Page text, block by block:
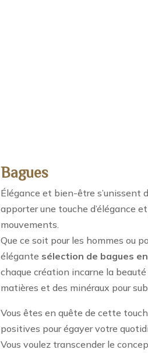
Bagues
Élégance et bien-être s’unissent
apporter une touche d’élégance
mouvements.
Que ce soit pour les hommes ou
élégante sélection de bagues
chaque création incarne la
matières et des minéraux pour
Vous êtes en quête de cette
positives pour égayer votre
Vous voulez transcender le